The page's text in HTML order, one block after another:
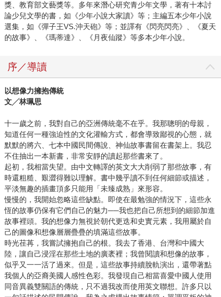
獎、教育部文藝獎等。多年來潛心研究青少年文學，著有十本討
論少兒文學的書，如《少年小說大家讀》等；主編五本少年小說
選集，如《彈子王VS.沖天砲》等；並譯有《閃亮閃亮》、《夏天
的故事》、《瑪蒂達》、《月夜仙蹤》等多本少年小說。
序／導讀
以想像力擁抱傳統
文╱林珮思
十一歲之前，我對自己的亞洲傳統毫不在乎。我那聰明的母親，
知道任何一種強迫性的文化灌輸方式，都會導致鄙視的心態，就
默默的將六、七本中國民間傳說、神仙故事書留在書架上。我忍
不住抽出一本新書，非常安靜的讀起那些書來了。
起初，我相當失望。由中文轉譯的英文大大削弱了那些故事，有
時還粗糙、艱澀得難以理解。書中幾乎讀不到任何細節或描述，
平淡無趣的插畫頂多只能用「未臻成熟」來形容。
慢慢的，我開始忽略這些缺點。即使在最勉強的情況下，這些永
恆的故事仍保有它們自己的魅力──我也把自己所想到的細節加進
故事裡頭。我的想像力無視於朝代更迭和史實元素，我用屬於自
己的圖像和想像層層疊疊的填滿這些故事。
時光荏苒，我嘗試擁抱自己的根。我去了香港、台灣和中國大
陸，讓自己浸淫在那些土地的廣袤裡；我曾閱讀和想像的故事，
似乎又一一活了過來。但是，這些故事持續脫軌演出，還帶著點
我個人的亞裔美國人感性色彩。我發現自己相當喜愛中國人使用
同音異義雙關語的傳統，只不過我改而使用英文聯想。許多只以